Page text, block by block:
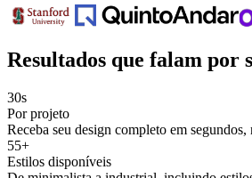
Resultados que falam por
30s
Por projeto
Receba seu design completo em segundos,
55+
Estilos disponíveis